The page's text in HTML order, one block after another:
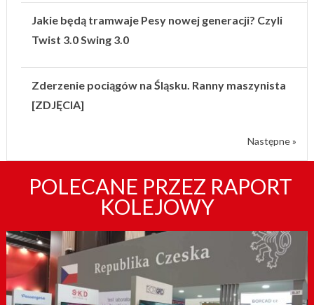
Jakie będą tramwaje Pesy nowej generacji? Czyli
Twist 3.0 Swing 3.0
Zderzenie pociągów na Śląsku. Ranny maszynista
[ZDJĘCIA]
Następne »
POLECANE PRZEZ RAPORT
KOLEJOWY